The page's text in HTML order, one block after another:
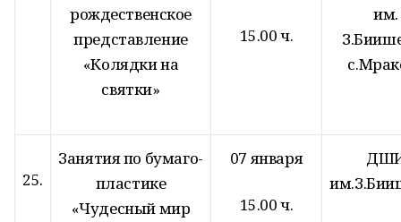
рождественское
представление
«Колядки на
святки»
15.00 ч.
им.
25.
Занятия по бумаго-
пластике
«Чудесный мир
07 января
15.00 ч.